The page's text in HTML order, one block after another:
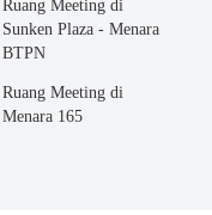
Ruang Meeting di
Sunken Plaza - Menara
BTPN
Ruang Meeting di
Menara 165